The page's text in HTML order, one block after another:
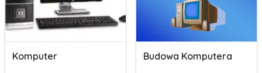
Komputer Budowa Komputera